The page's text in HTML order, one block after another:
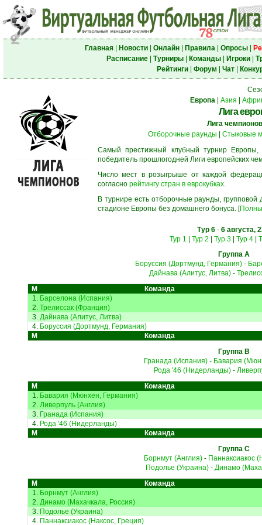
Главная| Новости| Онлайн| Правила| Опросы|
Расписание| Турниры| Команды| Игроки|
Рейтинги| Форум Чат|
Европа
Азия
Лига
Лига чемпионов
Отборочные раунды
Стыковые
Самый престижный клубный турнир
победитель прошлогодней Лиги европейских
Число мест в розыгрыше от каждой
согласно рейтингу стран в еврокубках.
В турнире есть отборочные раунды,
стадионе Европы без домашнего бонуса. [
Тур 6 - 6 августа,
Тур 1
Тур 2 Тур 3| Тур 4|
Группа A
Боруссия (Дортмунд, Германия) -
Дайнава (Алитус, Литва)-
М
Команда
1. Барселона (Испания)
2. Трелиссак (Франция)
3. Дайнава (Алитус, Литва)
4. Боруссия (Дортмунд, Германия)
М
Команда
Группа B
Гранада (Испания) - Бавария
Рода '46 (Нидерланды)-
М
Команда
1. Бавария (Мюнхен, Германия)
2. Ливерпуль (Англия)
3. Гранада (Испания)
4. Рода '46 (Нидерланды)
М
Команда
Группа C
Борнмут (Англия)- Паннаксиакос
Подолье (Украина) - Динамо
М
Команда
1. Борнмут (Англия)
2. Динамо (Махачкала, Россия)
3. Подолье (Украина)
4. Паннаксиакос (Наксос, Греция)